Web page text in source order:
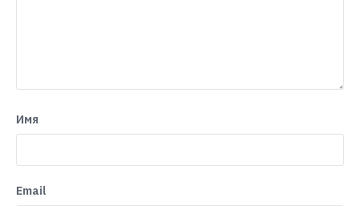
Имя
Email